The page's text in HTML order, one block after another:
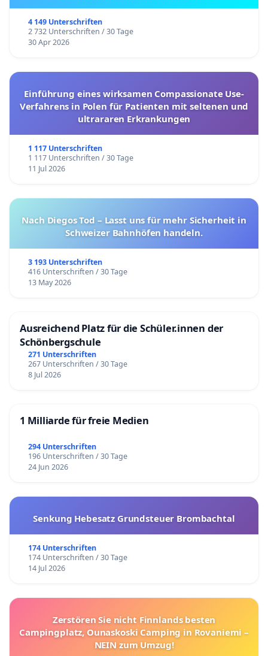
4 149 Unterschriften
2 732 Unterschriften / 30 Tage
30 Apr 2026
Einführung eines wirksamen Compassionate Use-
Verfahrens in Polen für Patienten mit seltenen und
ultrararen Erkrankungen
1 117 Unterschriften
1 117 Unterschriften / 30 Tage
11 Jul 2026
Nach Diegos Tod – Lasst uns für mehr Sicherheit in
Schweizer Bahnhöfen handeln.
3 193 Unterschriften
416 Unterschriften / 30 Tage
13 May 2026
Ausreichend Platz für die Schüler.innen der
Schönbergschule
271 Unterschriften
267 Unterschriften / 30 Tage
8 Jul 2026
1 Milliarde für freie Medien
294 Unterschriften
196 Unterschriften / 30 Tage
24 Jun 2026
Senkung Hebesatz Grundsteuer Brombachtal
174 Unterschriften
174 Unterschriften / 30 Tage
14 Jul 2026
Zerstören Sie nicht Finnlands besten
Campingplatz, Ounaskoski Camping in Rovaniemi –
NEIN zum Umzug!